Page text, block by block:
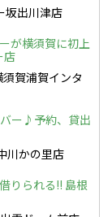
坂出川津店
が横須賀に初上
店
賀浦賀インタ
ー♪予約、貸出
川かの里店
りられる!! 島根